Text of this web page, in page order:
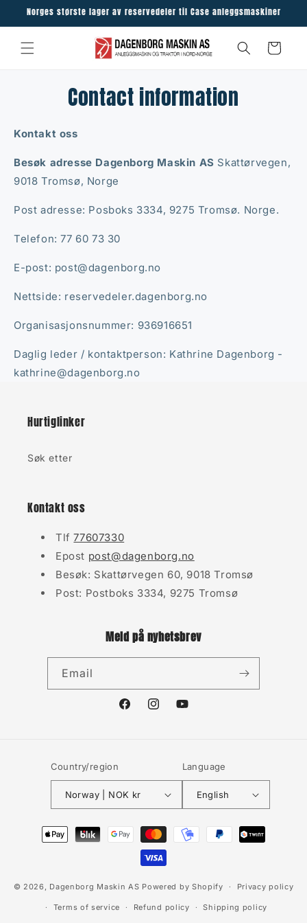
Skip to
Norges største lager av reservedeler til Case anleggsmaskiner
Cart
Contact information
Kontakt oss
Besøk adresse Dagenborg Maskin AS Skattørvegen,
9018 Tromsø, Norge
Post adresse: Posboks 3334, 9275 Tromsø. Norge.
Telefon: 77 60 73 30
E-post: post@dagenborg.no
Nettside: reservedeler.dagenborg.no
Organisasjonsnummer: 936916651
Daglig leder / kontaktperson: Kathrine Dagenborg -
kathrine@dagenborg.no
Hurtiglinker
Søk etter
Kontakt oss
Tlf77607330
Epost post@dagenborg.no
Besøk: Skattørvegen 60, 9018 Tromsø
Post: Postboks 3334, 9275 Tromsø
Meld på nyhetsbrev
Email
FacebookInstagramYouTube
Country/region
Norway | NOK kr
Language
English
Payment
methods
© 2026, Dagenborg Maskin AS Powered by Shopify Privacy policy
Terms of service Refund policy Shipping policy